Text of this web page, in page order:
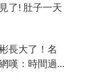
了! 肚子一天
長大了！名
嘆：時間過